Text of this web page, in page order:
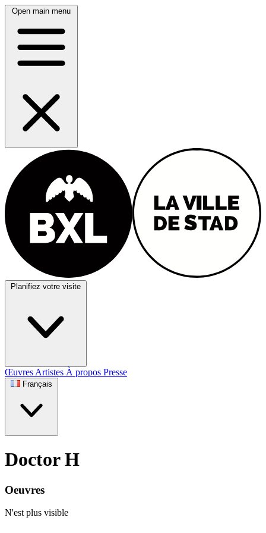
Open main menu
Planifiez votre visite
Œuvres Artistes À propos Presse
Français
Doctor H
Oeuvres
N'est plus visible